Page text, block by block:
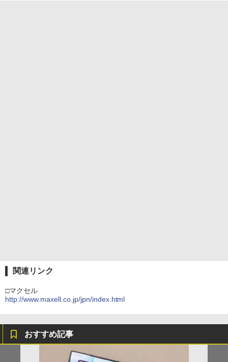
関連リンク
□マクセル
http://www.maxell.co.jp/jpn/index.html
おすすめ記事